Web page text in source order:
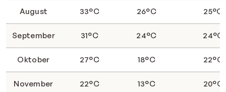
August 33°C 26°C 25°C
September 31°C 24°C 24°C
Oktober 27°C 18°C 22°C
November 22°C 13°C 20°C